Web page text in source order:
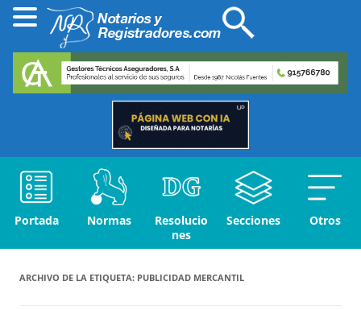
Portada Normas
Resolucio
nes
Secciones Otros
ARCHIVO DE LA ETIQUETA: PUBLICIDAD MERCANTIL